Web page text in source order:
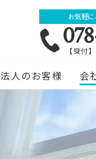
お気軽
【受付
法人のお客様 会